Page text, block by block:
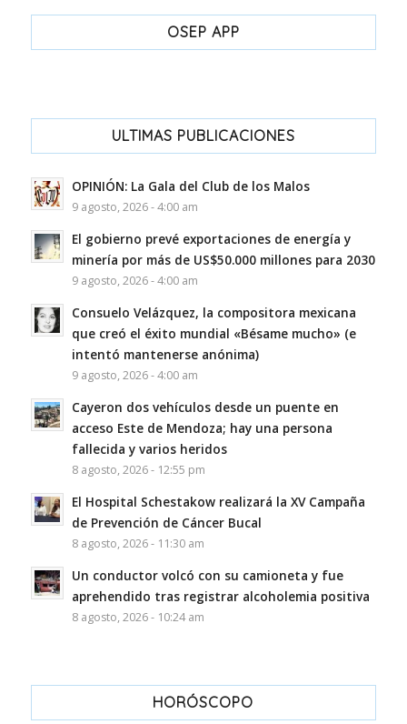
OSEP APP
ULTIMAS PUBLICACIONES
OPINIÓN: La Gala del Club de los Malos
9 agosto, 2026 - 4:00 am
El gobierno prevé exportaciones de energía y
minería por más de US$50.000 millones para 2030
9 agosto, 2026 - 4:00 am
Consuelo Velázquez, la compositora mexicana
que creó el éxito mundial «Bésame mucho» (e
intentó mantenerse anónima)
9 agosto, 2026 - 4:00 am
Cayeron dos vehículos desde un puente en
acceso Este de Mendoza; hay una persona
fallecida y varios heridos
8 agosto, 2026 - 12:55 pm
El Hospital Schestakow realizará la XV Campaña
de Prevención de Cáncer Bucal
8 agosto, 2026 - 11:30 am
Un conductor volcó con su camioneta y fue
aprehendido tras registrar alcoholemia positiva
8 agosto, 2026 - 10:24 am
HORÓSCOPO